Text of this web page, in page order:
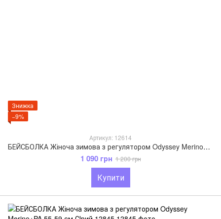
Знижка
−9%
Артикул: 12614
БЕЙСБОЛКА Жіноча зимова з регулятором Odyssey Merino+PA 55-59 см Світло-сІрий 12614
1 090 грн 1 200 грн
Купити